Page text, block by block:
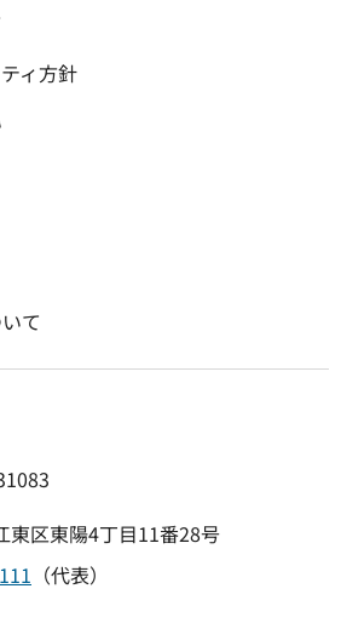
ィ方針
て
区東陽4丁目11番28号
（代表）